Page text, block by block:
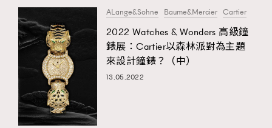
ALange&Sohne Baume&Mercier Cartier
2022 Watches & Wonders 高級鐘
錶展：Cartier以森林派對為主題
來設計鐘錶？（中）
13.05.2022